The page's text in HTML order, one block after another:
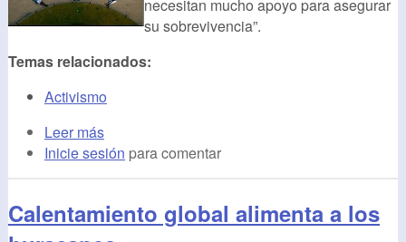
necesitan mucho apoyo para asegurar
su sobrevivencia”.
Temas relacionados:
Activismo
Leer más
Inicie sesión para comentar
Calentamiento global alimenta a los